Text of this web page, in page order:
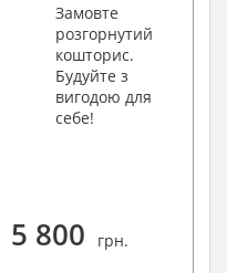
Замовте
розгорнутий
кошторис.
Будуйте з
вигодою для
себе!
5 800 грн.